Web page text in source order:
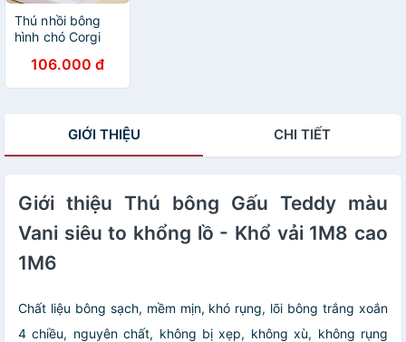
Thú nhồi bông
hình chó Corgi
TNB234 - Màu
ngẫu nhiên
106.000 đ
GIỚI THIỆU CHI TIẾT
Giới thiệu Thú bông Gấu Teddy màu
Vani siêu to khổng lồ - Khổ vải 1M8 cao
1M6
Chất liệu bông sạch, mềm mịn, khó rụng, lõi bông trắng xoắn
4 chiều, nguyên chất, không bị xẹp, không xù, không rụng